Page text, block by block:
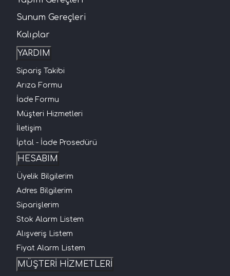
Sunum Gereçleri
Kalıplar
YARDIM
Sipariş Takibi
Arıza Formu
İade Formu
Müşteri Hizmetleri
İletişim
İptal - İade Prosedürü
HESABIM
Üyelik Bilgilerim
Adres Bilgilerim
Siparişlerim
Stok Alarm Listem
Alışveriş Listem
Fiyat Alarm Listem
MÜŞTERİ HİZMETLERİ